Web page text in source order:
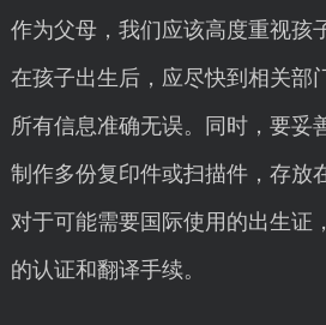
作为父母，我们应该高度重视孩
在孩子出生后，应尽快到相关部
所有信息准确无误。同时，要妥
制作多份复印件或扫描件，存放
对于可能需要国际使用的出生证
的认证和翻译手续。